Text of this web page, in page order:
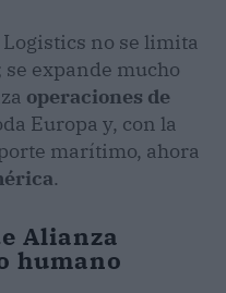
no se limita
expande mucho
operaciones de
Europa y, con la
marítimo, ahora
.
Alianza
humano